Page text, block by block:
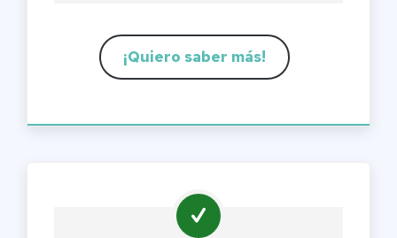
¡Quiero saber más!